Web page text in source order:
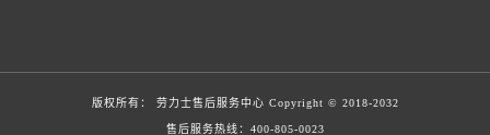
版权所有： 劳力士售后服务中心 Copyright © 2018-2032
售后服务热线： 400-805-0023